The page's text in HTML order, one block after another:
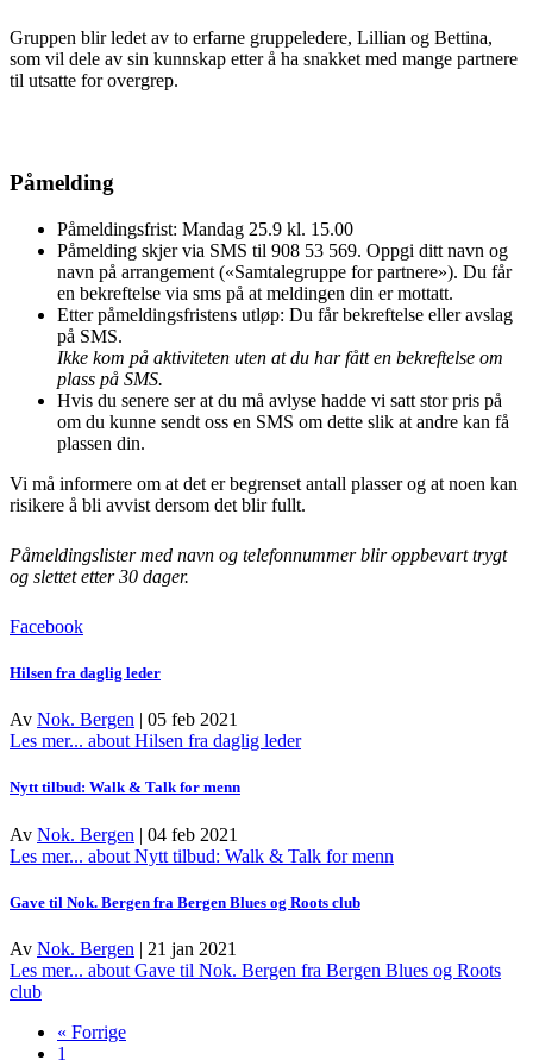
Gruppen blir ledet av to erfarne gruppeledere, Lillian og Bettina,
som vil dele av sin kunnskap etter å ha snakket med mange partnere
til utsatte for overgrep.
Påmelding
Påmeldingsfrist: Mandag 25.9 kl. 15.00
Påmelding skjer via SMS til 908 53 569. Oppgi ditt navn og
navn på arrangement («Samtalegruppe for partnere»). Du får
en bekreftelse via sms på at meldingen din er mottatt.
Etter påmeldingsfristens utløp: Du får bekreftelse eller avslag
på SMS.
Ikke kom på aktiviteten uten at du har fått en bekreftelse om
plass på SMS.
Hvis du senere ser at du må avlyse hadde vi satt stor pris på
om du kunne sendt oss en SMS om dette slik at andre kan få
plassen din.
Vi må informere om at det er begrenset antall plasser og at noen kan
risikere å bli avvist dersom det blir fullt.
Påmeldingslister med navn og telefonnummer blir oppbevart trygt
og slettet etter 30 dager.
Facebook
Hilsen fra daglig leder
Av Nok. Bergen | 05 feb 2021
Les mer... about Hilsen fra daglig leder
Nytt tilbud: Walk & Talk for menn
Av Nok. Bergen | 04 feb 2021
Les mer... about Nytt tilbud: Walk & Talk for menn
Gave til Nok. Bergen fra Bergen Blues og Roots club
Av Nok. Bergen | 21 jan 2021
Les mer... about Gave til Nok. Bergen fra Bergen Blues og Roots
club
« Forrige
1